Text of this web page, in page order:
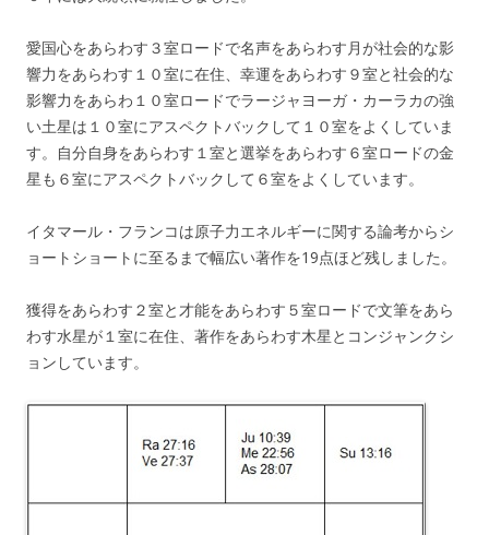
愛国心をあらわす３室ロードで名声をあらわす月が社会的な影
響力をあらわす１０室に在住、幸運をあらわす９室と社会的な
影響力をあらわ１０室ロードでラージャヨーガ・カーラカの強
い土星は１０室にアスペクトバックして１０室をよくしていま
す。自分自身をあらわす１室と選挙をあらわす６室ロードの金
星も６室にアスペクトバックして６室をよくしています。
イタマール・フランコは原子力エネルギーに関する論考からシ
ョートショートに至るまで幅広い著作を19点ほど残しました。
獲得をあらわす２室と才能をあらわす５室ロードで文筆をあら
わす水星が１室に在住、著作をあらわす木星とコンジャンクシ
ョンしています。